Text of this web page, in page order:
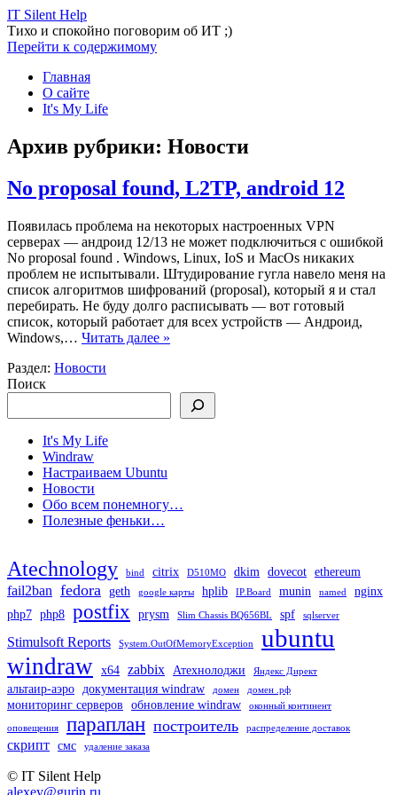
IT Silent Help
Тихо и спокойно поговорим об ИТ ;)
Перейти к содержимому
Главная
О сайте
It's My Life
Архив рубрики: Новости
No proposal found, L2TP, android 12
Появилась проблема на некоторых настроенных VPN
серверах — андроид 12/13 не может подключиться с ошибкой
No proposal found . Windows, Linux, IoS и MacOs никаких
проблем не испытывали. Штудирование гугла навело меня на
список алгоритмов шифрований (proposal), который я и стал
перебирать. Не буду долго расписывать — вот готовый
список, который работает для всех устройств — Андроид,
Windows,… Читать далее »
Раздел: Новости
Поиск
It's My Life
Windraw
Настраиваем Ubuntu
Новости
Обо всем понемногу…
Полезные феньки…
Atechnology bind citrix D510MO dkim dovecot ethereum
fail2ban fedora geth google карты hplib IP.Board munin named
nginx
php7 php8 postfix prysm Slim Chassis BQ656BL spf sqlserver
Stimulsoft Reports System.OutOfMemoryException ubuntu
windraw x64 zabbix Атехнолоджи Яндекс Директ
альтаир-аэро документация windraw домен домен .рф
мониторинг серверов обновление windraw оконный континент
оповещения параплан построитель распределение доставок
скрипт смс удаление заказа
© IT Silent Help
alexey@gurin.ru